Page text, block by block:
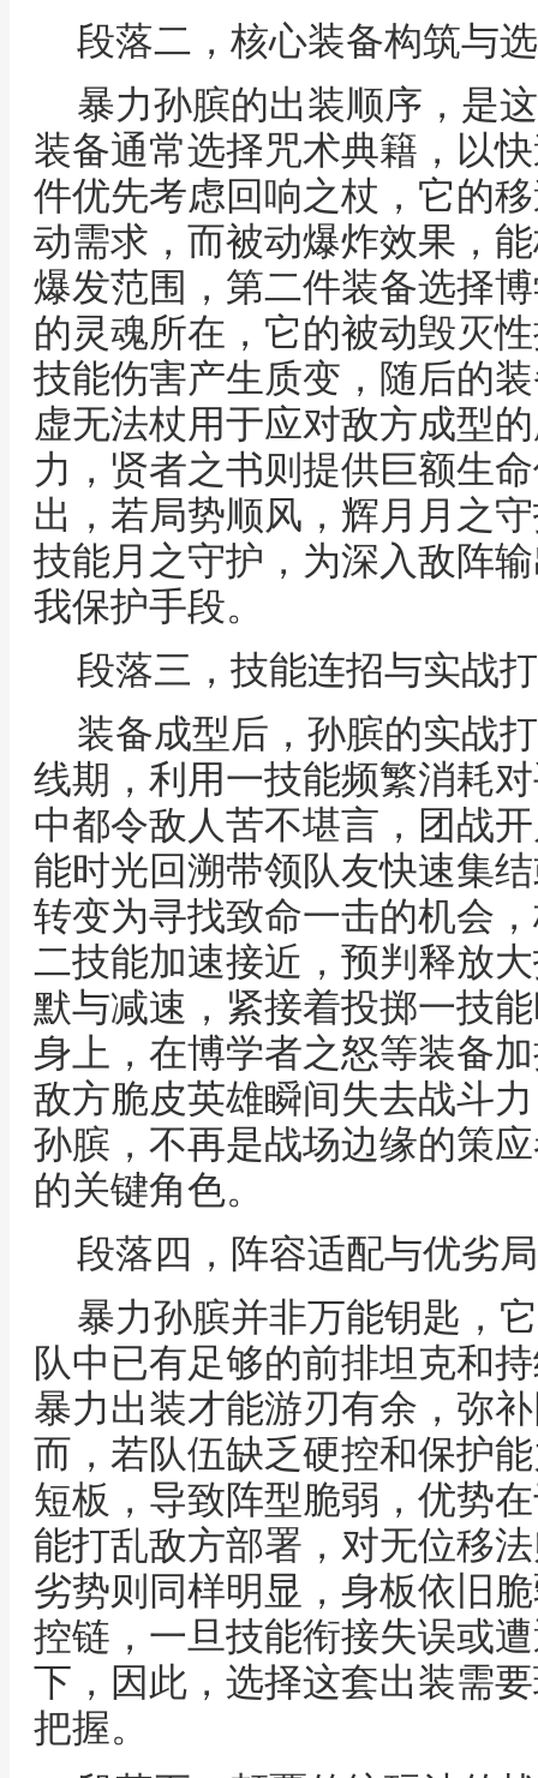
段落二，核心装备构筑与
暴力孙膑的出装顺序，是
装备通常选择咒术典籍，以
件优先考虑回响之杖，它的
动需求，而被动爆炸效果，
爆发范围，第二件装备选择
的灵魂所在，它的被动毁灭
技能伤害产生质变，随后的
虚无法杖用于应对敌方成型
力，贤者之书则提供巨额生
出，若局势顺风，辉月月之
技能月之守护，为深入敌阵
我保护手段。
段落三，技能连招与实战
装备成型后，孙膑的实战
线期，利用一技能频繁消耗
中都令敌人苦不堪言，团战
能时光回溯带领队友快速集
转变为寻找致命一击的机会
二技能加速接近，预判释放
默与减速，紧接着投掷一技
身上，在博学者之怒等装备
敌方脆皮英雄瞬间失去战斗
孙膑，不再是战场边缘的策
的关键角色。
段落四，阵容适配与优劣
暴力孙膑并非万能钥匙，
队中已有足够的前排坦克和
暴力出装才能游刃有余，弥
而，若队伍缺乏硬控和保护
短板，导致阵型脆弱，优势
能打乱敌方部署，对无位移
劣势则同样明显，身板依旧
控链，一旦技能衔接失误或
下，因此，选择这套出装需
把握。